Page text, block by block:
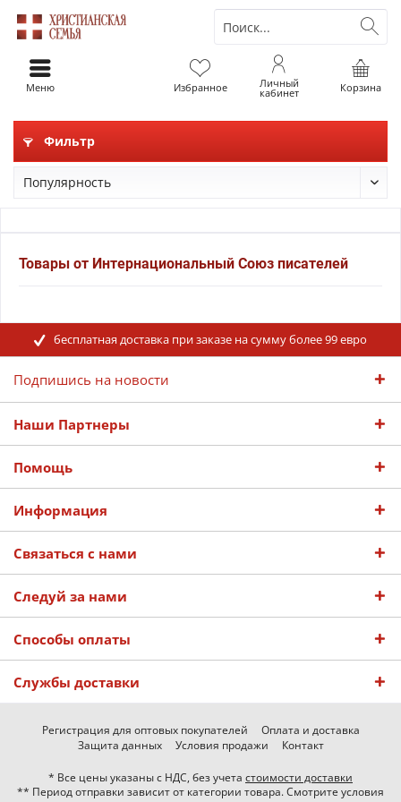
Корзина
Избранное Личный
кабинет
Меню
Фильтр
Товары от Интернациональный Союз писателей
бесплатная доставка при заказе на сумму более 99 евро
Подпишись на новости
Наши Партнеры
Помощь
Информация
Связаться с нами
Следуй за нами
Способы оплаты
Службы доставки
Регистрация для оптовых покупателей
Оплата и доставка
Защита данных
Условия продажи Контакт
* Все цены указаны с НДС, без учета стоимости доставки
** Период отправки зависит от категории товара. Смотрите условия